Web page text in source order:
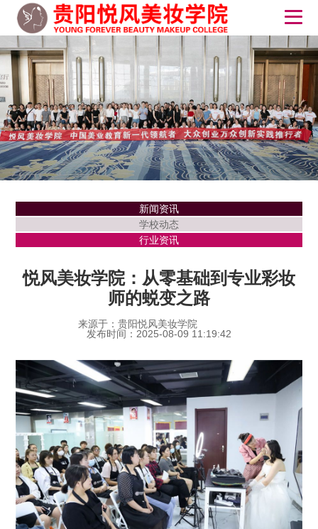
新闻资讯
学校动态
行业资讯
悦风美妆学院：从零基础到专业彩妆
师的蜕变之路
来源于：贵阳悦风美妆学院
发布时间：2025-08-09 11:19:42